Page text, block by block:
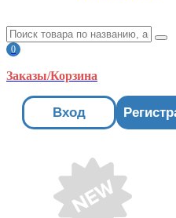
0
Заказы/Корзина
Вход